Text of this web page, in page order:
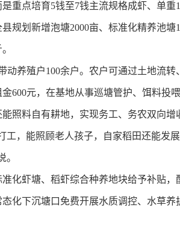
点培育5钱至7钱主流规格成虾、单重
规划新增泡塘2000亩、标准化精养池塘
养殖户100余户。农户可通过土地流转
600元，在基地从事巡塘管护、饵料投
照料自有耕地，实现务工、务农双向增
，能照顾老人孩子，自家稻田还能发
。
虾塘、稻虾综合种养地块给予补贴，
化下沉塘口免费开展水质调控、水草